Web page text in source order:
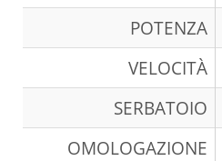
POTENZA
VELOCITÀ
SERBATOIO
OMOLOGAZIONE